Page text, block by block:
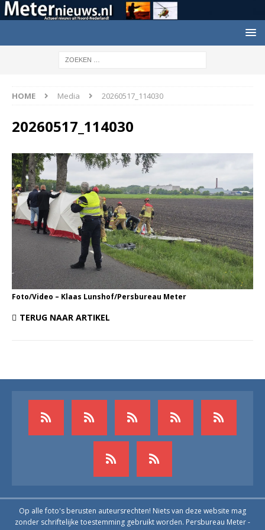
HOME Media 20260517_114030
20260517_114030
Foto/Video – Klaas Lunshof/Persbureau Meter
TERUG NAAR ARTIKEL
Op alle foto's berusten auteursrechten! Niets van deze website mag
zonder schriftelijke toestemming gebruikt worden. Persbureau Meter -